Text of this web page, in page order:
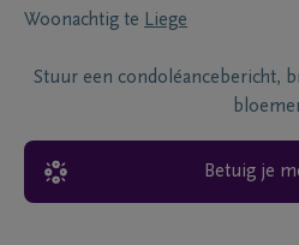
Woonachtig te Liege
Stuur een condoléancebericht,
Betuig je